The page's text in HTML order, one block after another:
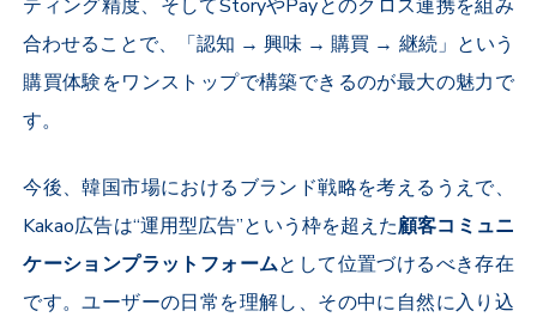
ティング精度、そしてStoryやPayとのクロス連携を組み
合わせることで、「認知 → 興味 →購買 → 継続」という
購買体験をワンストップで構築できるのが最大の魅力で
す。
今後、韓国市場におけるブランド戦略を考えるうえで、
Kakao広告は“運用型広告”という枠を超えた顧客コミュニ
ケーションプラットフォームとして位置づけるべき存在
です。ユーザーの日常を理解し、その中に自然に入り込